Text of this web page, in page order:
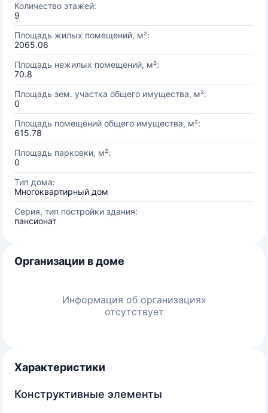
Количество этажей:
9
Площадь жилых помещений, м²:
2065.06
Площадь нежилых помещений, м²:
70.8
Площадь зем. участка общего имущества, м²:
0
Площадь помещений общего имущества, м²:
615.78
Площадь парковки, м²:
0
Тип дома:
Многоквартирный дом
Серия, тип постройки здания:
пансионат
Организации в доме
Информация об организациях
отсутствует
Характеристики
Конструктивные элементы